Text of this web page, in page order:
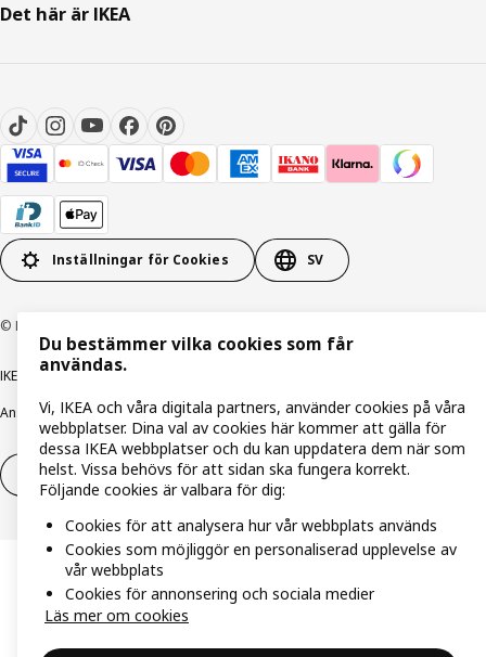
Det här är IKEA
Inställningar för Cookies SV
© Inter IKEA Systems B.V. 1999-2026
IKEA Family integritetspolicy
Ansvarsfullt avslöjandepolicyE-postKöp- & leveransvillkorBolagsinformation
Utöva ångerrätt Utöva ångerrätten för tjänster
Du bestämmer vilka cookies som får
användas.
Vi, IKEA och våra digitala partners, använder cookies på våra
webbplatser. Dina val av cookies här kommer att gälla för
dessa IKEA webbplatser och du kan uppdatera dem när som
helst. Vissa behövs för att sidan ska fungera korrekt.
Följande cookies är valbara för dig:
Cookies för att analysera hur vår webbplats används
Cookies som möjliggör en personaliserad upplevelse av
vår webbplats
Cookies för annonsering och sociala medier
Läs mer om cookies